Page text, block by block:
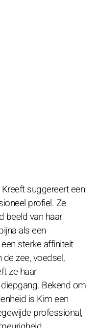
suggereert een
profiel. Ze
beeld van haar
als een
sterke affiniteit
zee, voedsel,
ze haar
Bekend om
is Kim een
professional,